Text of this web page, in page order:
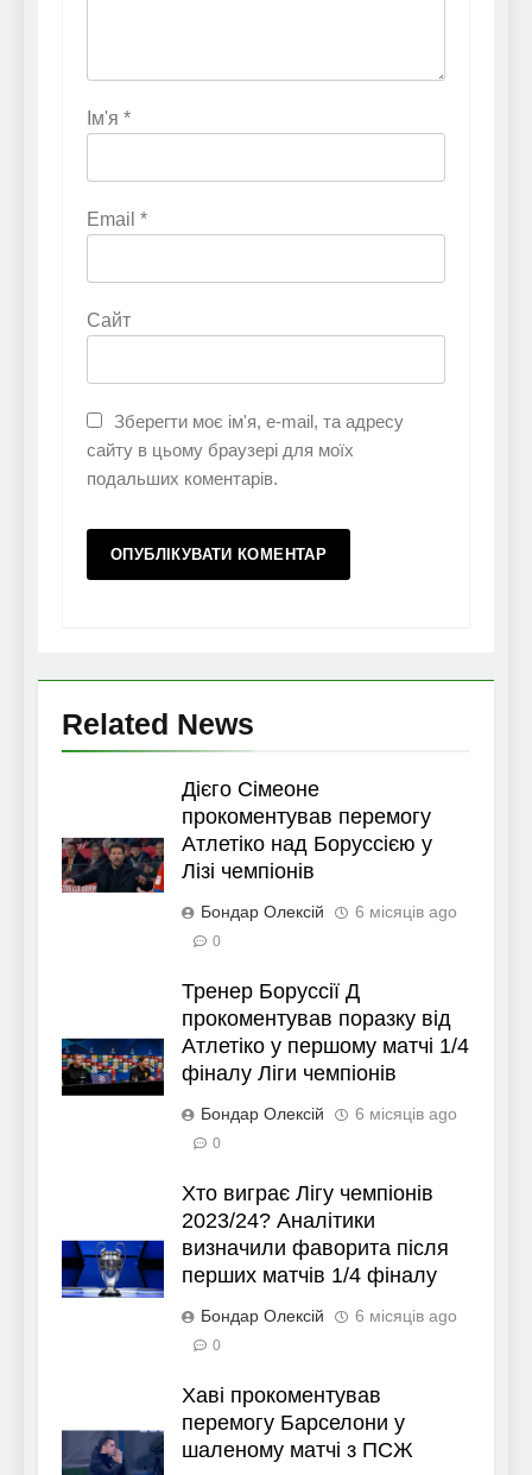
Ім'я *
Email *
Сайт
Зберегти моє ім'я, e-mail, та адресу
сайту в цьому браузері для моїх
подальших коментарів.
Related News
Дієго Сімеоне
прокоментував перемогу
Атлетіко над Боруссією у
Лізі чемпіонів
Бондар Олексій 6 місяців ago
0
Тренер Боруссії Д
прокоментував поразку від
Атлетіко у першому матчі 1/4
фіналу Ліги чемпіонів
Бондар Олексій 6 місяців ago
0
Хто виграє Лігу чемпіонів
2023/24? Аналітики
визначили фаворита після
перших матчів 1/4 фіналу
Бондар Олексій 6 місяців ago
0
Хаві прокоментував
перемогу Барселони у
шаленому матчі з ПСЖ